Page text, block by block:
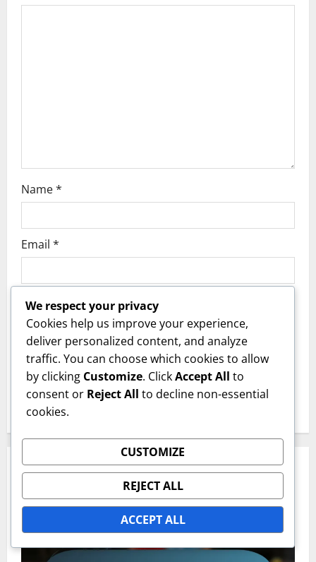
Name*
Email *
Website
Save my name, email, and website in this
browser for the next time I comment.
RELATED STORIES
We respect your privacy
Cookies help us improve your experience,
deliver personalized content, and analyze
traffic. You can choose which cookies to allow
by clicking Customize. ClickAccept All to
consent or Reject All to decline non-essential
cookies.
CUSTOMIZE
REJECT ALL
ACCEPT ALL